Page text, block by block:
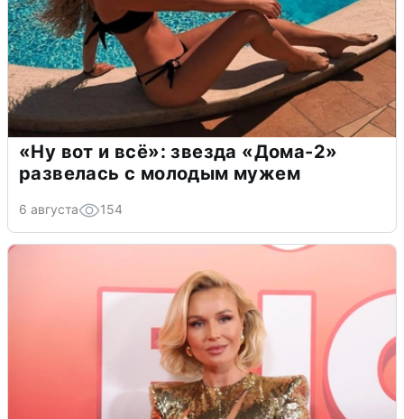
«Ну вот и всё»: звезда «Дома-2»
развелась с молодым мужем
6 августа 154